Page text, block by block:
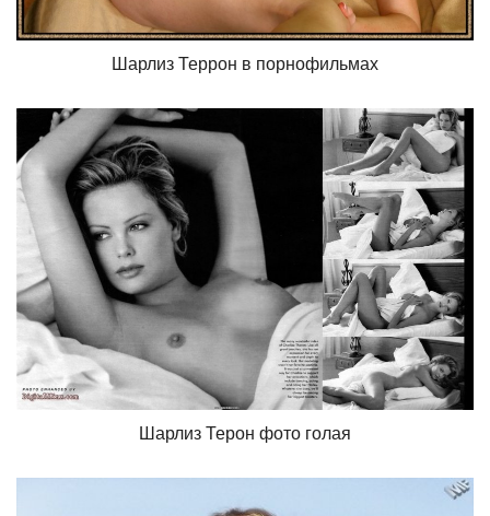
Шарлиз Террон в порнофильмах
Шарлиз Терон фото голая